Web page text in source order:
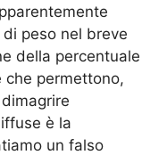
peso nel breve
della percentuale
che permettono,
è la
un falso